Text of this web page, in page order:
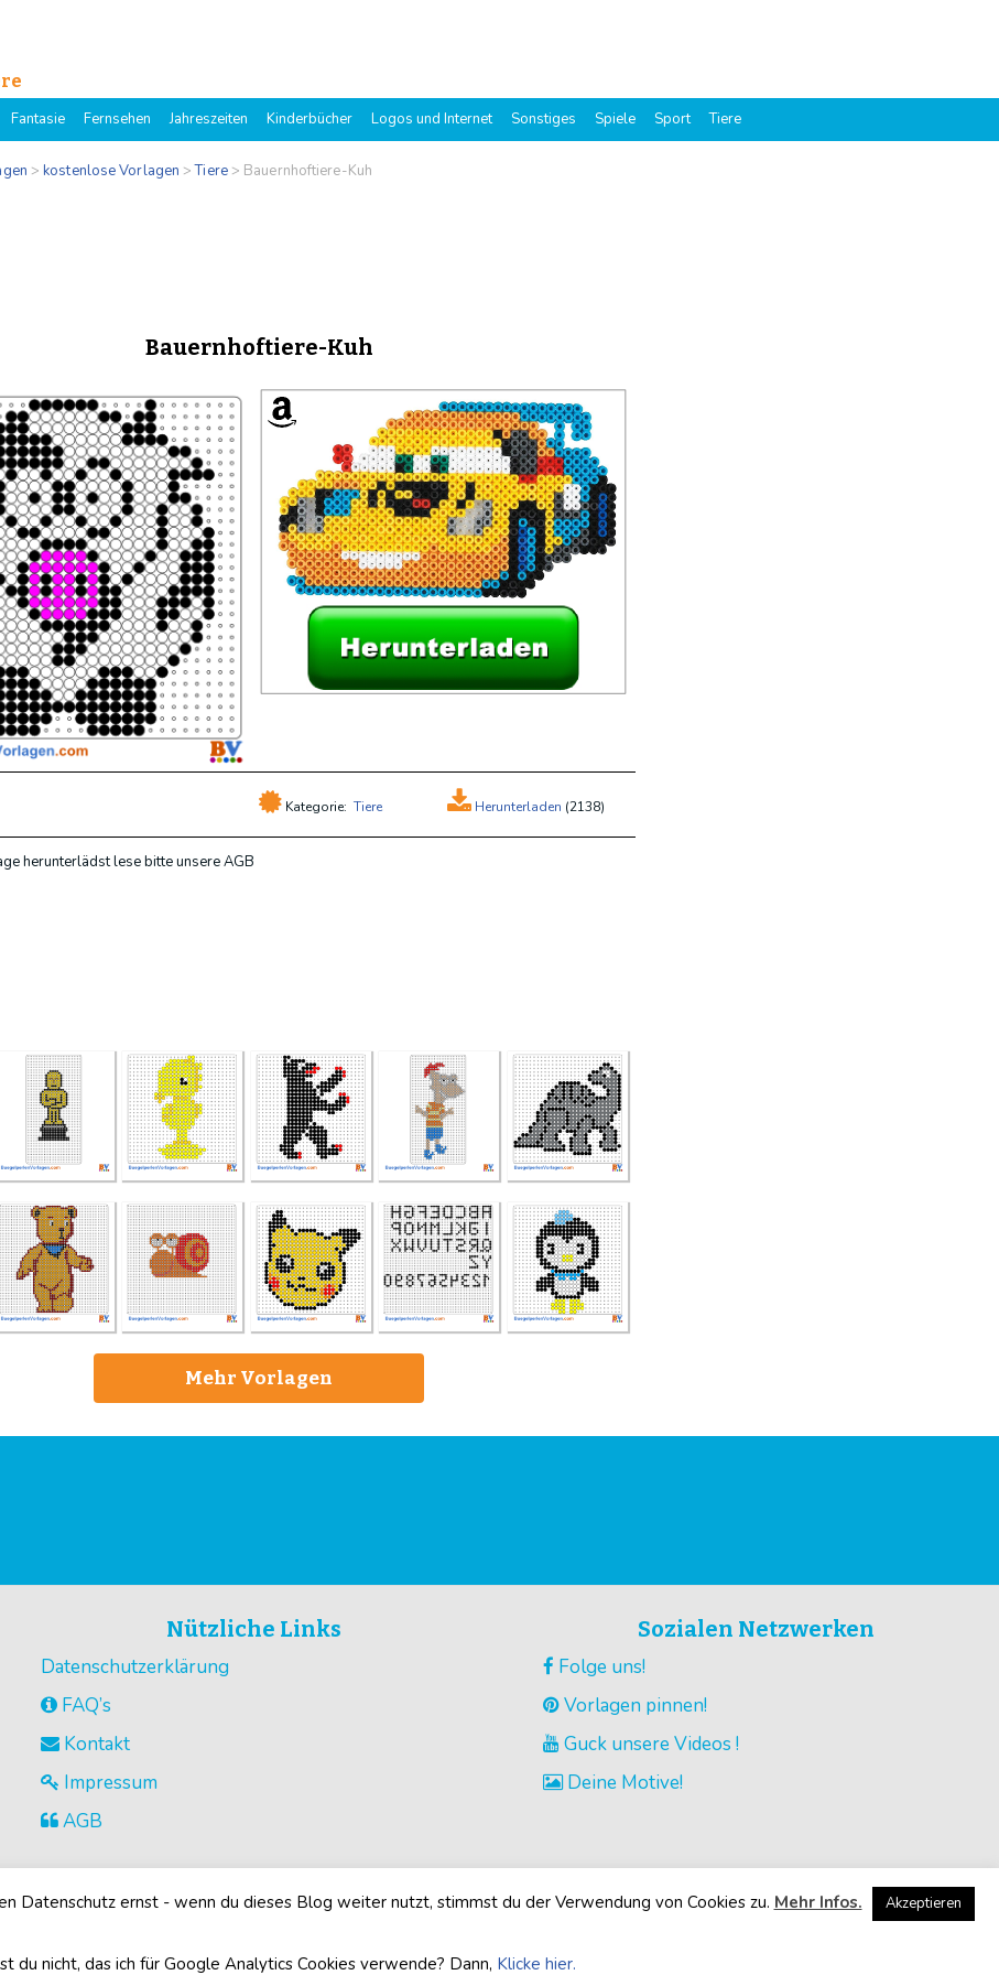
Fantasie Fernsehen Jahreszeiten Kinderbücher Logos und Internet Sonstiges Spiele Sport Tiere
>kostenlose Vorlagen >Tiere> Bauernhoftiere-Kuh
Bauernhoftiere-Kuh
Herunterladen (2138)
Kategorie: Tiere
herunterlädst lese bitte unsere AGB
Mehr Vorlagen
Nützliche Links
Datenschutzerklärung
FAQ’s
Kontakt
Impressum
AGB
Sozialen Netzwerken
Folge uns!
Vorlagen pinnen!
Guck unsere Videos !
Deine Motive!
Datenschutz ernst - wenn du dieses Blog weiter nutzt, stimmst du der Verwendung von Cookies zu. Mehr Infos. Akzeptieren
du nicht, das ich für Google Analytics Cookies verwende? Dann, Klicke hier.